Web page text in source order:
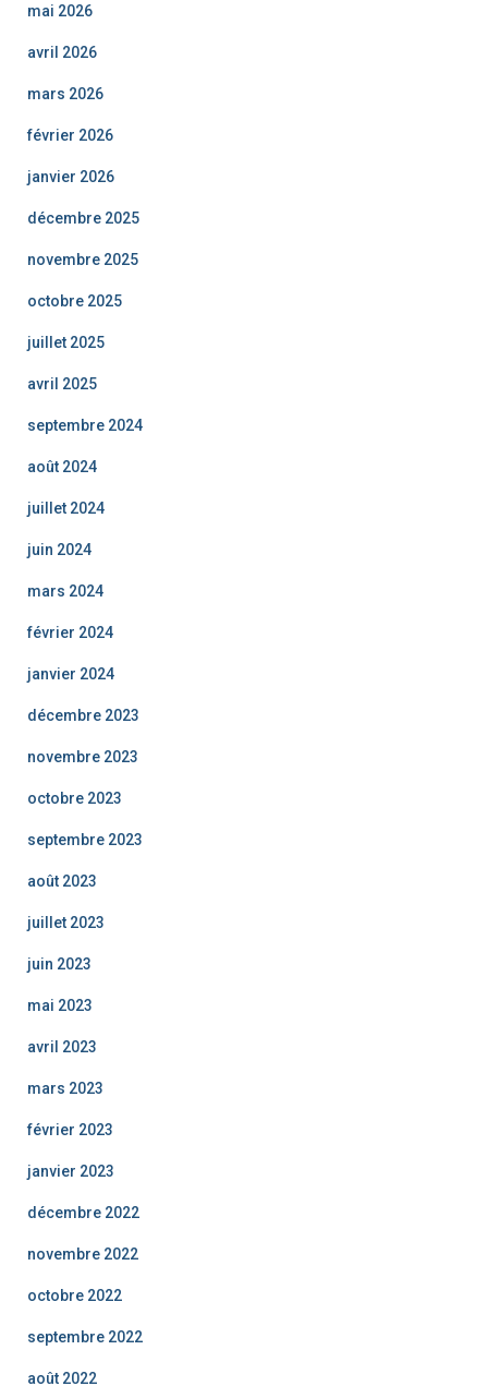
mai 2026
avril 2026
mars 2026
février 2026
janvier 2026
décembre 2025
novembre 2025
octobre 2025
juillet 2025
avril 2025
septembre 2024
août 2024
juillet 2024
juin 2024
mars 2024
février 2024
janvier 2024
décembre 2023
novembre 2023
octobre 2023
septembre 2023
août 2023
juillet 2023
juin 2023
mai 2023
avril 2023
mars 2023
février 2023
janvier 2023
décembre 2022
novembre 2022
octobre 2022
septembre 2022
août 2022